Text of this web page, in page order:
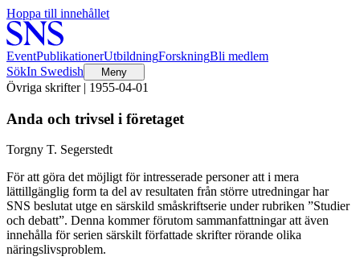
Hoppa till innehållet
EventPublikationerUtbildningForskningBli medlem
SökIn Swedish Meny
Övriga skrifter | 1955-04-01
Anda och trivsel i företaget
Torgny T. Segerstedt
För att göra det möjligt för intresserade personer att i mera
lättillgänglig form ta del av resultaten från större utredningar har
SNS beslutat utge en särskild småskriftserie under rubriken ”Studier
och debatt”. Denna kommer förutom sammanfattningar att även
innehålla för serien särskilt författade skrifter rörande olika
näringslivsproblem.